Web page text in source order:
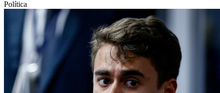
Política